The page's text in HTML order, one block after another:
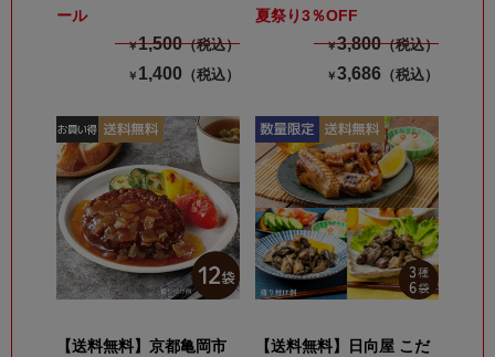
ール
￥1,500（税込）
￥ 1,400 （税込）
夏祭り3％OFF
￥3,800（税込）
￥3,686 （税込）
【送料無料】京都亀岡市
【送料無料】日向屋 こだ